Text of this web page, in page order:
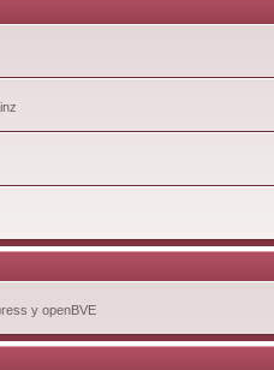
y openBVE